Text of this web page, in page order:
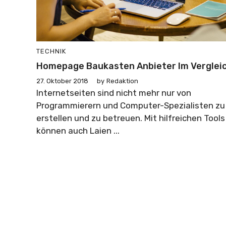
TECHNIK
Homepage Baukasten Anbieter Im
27. Oktober 2018 by Redaktion
Internetseiten sind nicht mehr nur von
Programmierern und Computer-Spezialisten zu
erstellen und zu betreuen. Mit hilfreichen Tools
können auch Laien ...